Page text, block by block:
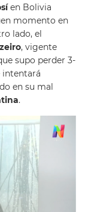
en Bolivia
momento en
lado, el
, vigente
supo perder 3-
intentará
en su mal
.